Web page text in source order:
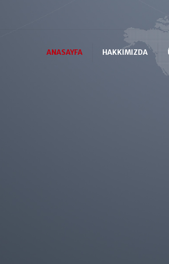
ANASAYFA HAKKIMIZDA